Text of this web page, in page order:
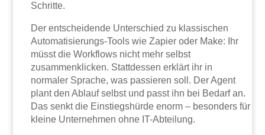
Schritte.
Der entscheidende Unterschied zu klassischen
Automatisierungs-Tools wie Zapier oder Make: Ihr
müsst die Workflows nicht mehr selbst
zusammenklicken. Stattdessen erklärt ihr in
normaler Sprache, was passieren soll. Der Agent
plant den Ablauf selbst und passt ihn bei Bedarf an.
Das senkt die Einstiegshürde enorm – besonders für
kleine Unternehmen ohne IT-Abteilung.